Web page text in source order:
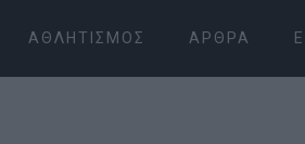
ΑΘΛΗΤΙΣΜΌΣ ΆΡΘΡΑ